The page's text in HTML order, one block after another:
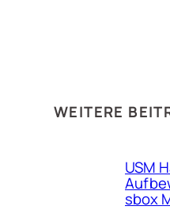
WEITERE
USM
sbox